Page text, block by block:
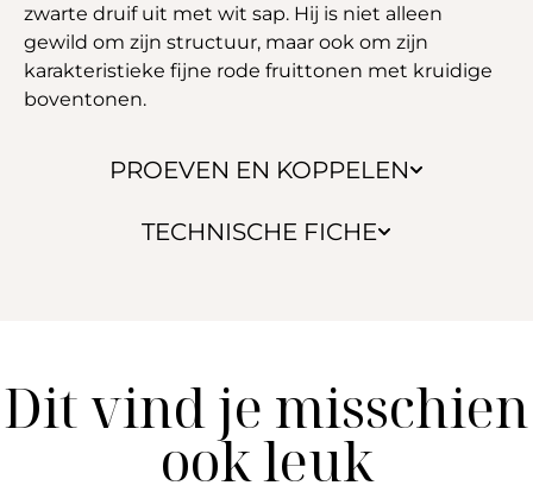
PROEVEN EN KOPPELEN
TECHNISCHE FICHE
zwarte druif uit met wit sap. Hij is niet alleen
gewild om zijn structuur, maar ook om zijn
karakteristieke fijne rode fruittonen met kruidige
boventonen.
Dit vind je misschien
ook leuk